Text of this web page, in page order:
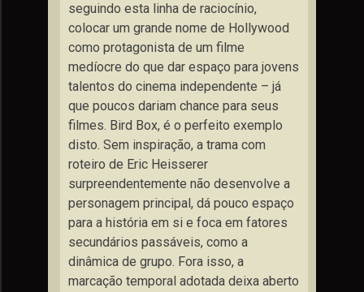
seguindo esta linha de raciocínio,
colocar um grande nome de Hollywood
como protagonista de um filme
medíocre do que dar espaço para jovens
talentos do cinema independente – já
que poucos dariam chance para seus
filmes. Bird Box, é o perfeito exemplo
disto. Sem inspiração, a trama com
roteiro de Eric Heisserer
surpreendentemente não desenvolve a
personagem principal, dá pouco espaço
para a história em si e foca em fatores
secundários passáveis, como a
dinâmica de grupo. Fora isso, a
marcação temporal adotada deixa aberto